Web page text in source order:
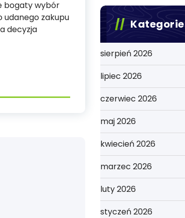
bogaty wybór
udanego zakupu
decyzja
Kategorie
sierpień 2026
lipiec 2026
czerwiec 2026
maj 2026
kwiecień 2026
marzec 2026
luty 2026
styczeń 2026